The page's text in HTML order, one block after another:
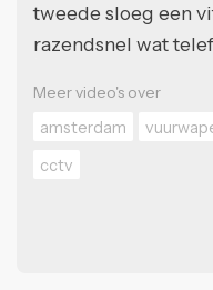
tweede sloeg een
razendsnel wat
Meer video's over
amsterdam
cctv